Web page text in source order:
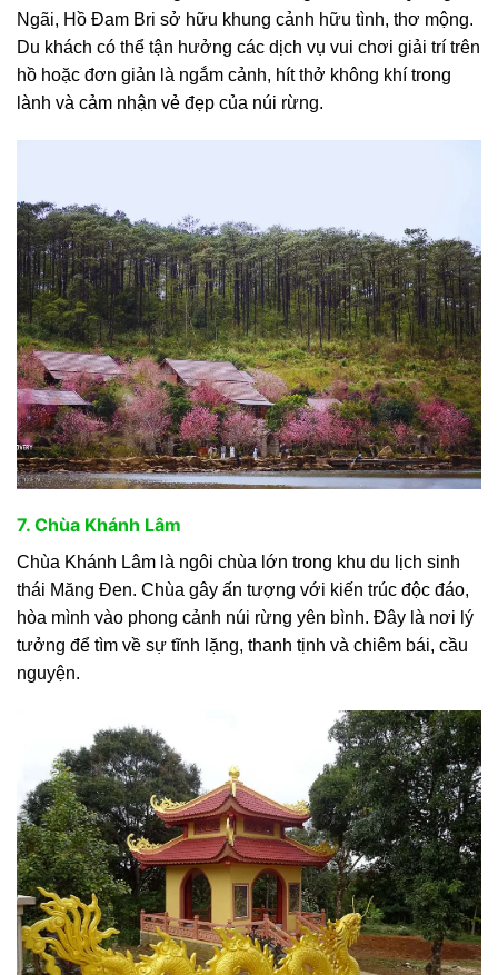
Ngãi, Hồ Đam Bri sở hữu khung cảnh hữu tình, thơ mộng.
Du khách có thể tận hưởng các dịch vụ vui chơi giải trí trên
hồ hoặc đơn giản là ngắm cảnh, hít thở không khí trong
lành và cảm nhận vẻ đẹp của núi rừng.
7. Chùa Khánh Lâm
Chùa Khánh Lâm là ngôi chùa lớn trong khu du lịch sinh
thái Măng Đen. Chùa gây ấn tượng với kiến trúc độc đáo,
hòa mình vào phong cảnh núi rừng yên bình. Đây là nơi lý
tưởng để tìm về sự tĩnh lặng, thanh tịnh và chiêm bái, cầu
nguyện.